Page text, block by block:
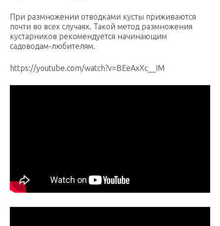
При размножении отводками кусты приживаются
почти во всех случаях. Такой метод размножения
кустарников рекомендуется начинающим
садоводам-любителям.
https://youtube.com/watch?v=BEeAxXc__IM